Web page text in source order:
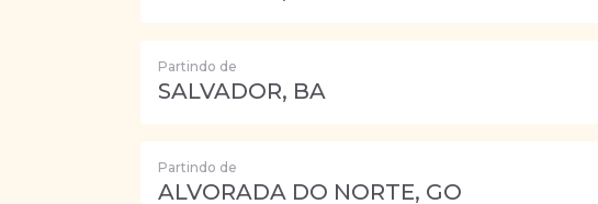
Partindo de
SALVADOR, BA
Partindo de
ALVORADA DO NORTE, GO